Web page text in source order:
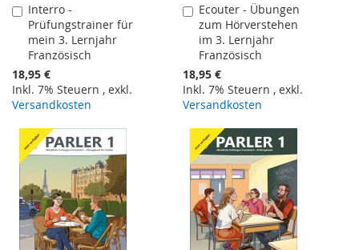
Interro -
Prüfungstrainer für
mein 3. Lernjahr
Französisch
18,95 €
Inkl. 7% Steuern , exkl.
Versandkosten
In
den
Warenkorb
Ecouter - Übungen
zum Hörverstehen
im 3. Lernjahr
Französisch
18,95 €
Inkl. 7% Steuern ,exkl.
Versandkosten
In
den
Warenkorb